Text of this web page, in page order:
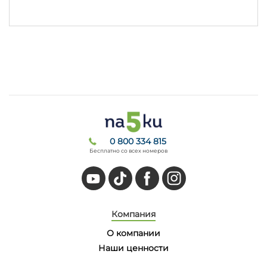
0 800 334 815
Бесплатно со всех номеров
Компания
О компании
Наши ценности